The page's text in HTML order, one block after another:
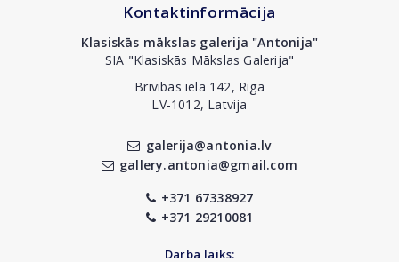
Kontaktinformācija
Klasiskās mākslas galerija "Antonija"
SIA "Klasiskās Mākslas Galerija"
Brīvības iela 142, Rīga
LV-1012, Latvija
galerija@antonia.lv
gallery.antonia@gmail.com
+371 67338927
+371 29210081
Darba laiks: